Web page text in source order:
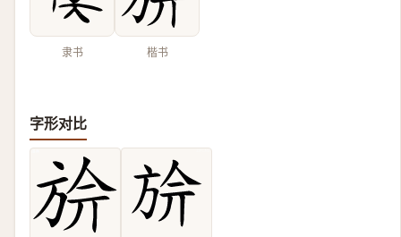
隶书 楷书
字形对比